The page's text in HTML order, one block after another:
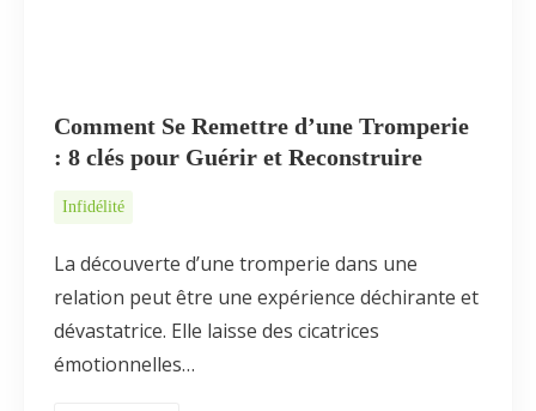
Comment Se Remettre d’une Tromperie
: 8 clés pour Guérir et Reconstruire
Infidélité
La découverte d’une tromperie dans une
relation peut être une expérience déchirante et
dévastatrice. Elle laisse des cicatrices
émotionnelles…